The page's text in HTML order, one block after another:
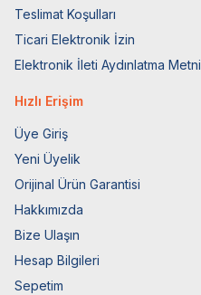
Teslimat Koşulları
Ticari Elektronik İzin
Elektronik İleti Aydınlatma Metni
Hızlı Erişim
Üye Giriş
Yeni Üyelik
Orijinal Ürün Garantisi
Hakkımızda
Bize Ulaşın
Hesap Bilgileri
Sepetim